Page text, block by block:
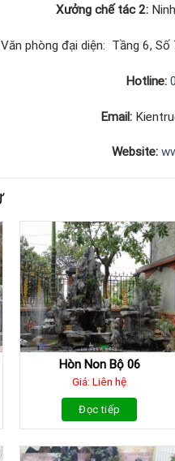
Xưởng chế tác 2:
Văn phòng đại diện: Tầng 6, Số
Hotline:
Email:
Website:
Hòn Non Bộ 06
Giá: Liên hệ
Đọc tiếp